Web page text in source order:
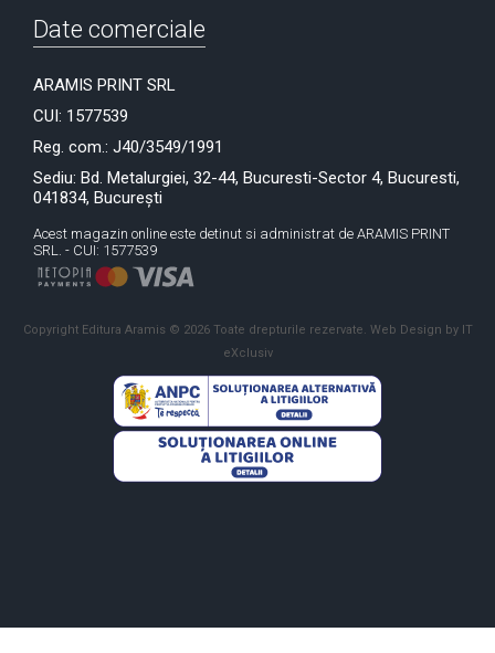
Date comerciale
ARAMIS PRINT SRL
CUI: 1577539
Reg. com.: J40/3549/1991
Sediu: Bd. Metalurgiei, 32-44, Bucuresti-Sector 4, Bucuresti,
041834, București
Acest magazin online este detinut si administrat de ARAMIS PRINT
SRL. - CUI: 1577539
Copyright Editura Aramis © 2026 Toate drepturile rezervate. Web Design by IT
eXclusiv